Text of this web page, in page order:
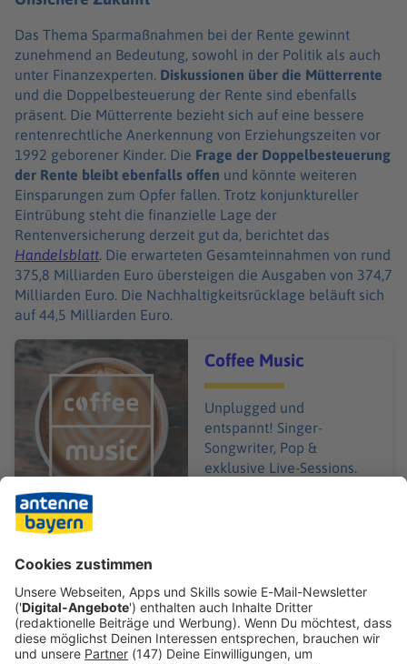
Das Thema Sparmaßnahmen bei der Rente gewinnt
zunehmend an Bedeutung, sowohl in der Politik als auch
unter Finanzexperten. Diskussionen über die Mütterrente
und die Doppelbesteuerung der Rente sind ebenfalls
präsent. Die Mütterrente bezieht sich auf eine bessere
rentenrechtliche Anerkennung von Erziehungszeiten vor
1992 geborener Kinder. Die Frage der Doppelbesteuerung
der Rente bleibt ebenfalls offen und könnte weiteren
Einsparungen zum Opfer fallen. Trotz konjunktureller
Eintrübung steht die finanzielle Lage der
Rentenversicherung derzeit gut da, berichtet das
Handelsblatt. Die erwarteten Gesamteinnahmen von rund
375,8 Milliarden Euro übersteigen die Ausgaben von 374,7
Milliarden Euro. Die Nachhaltigkeitsrücklage beläuft sich
auf 44,5 Milliarden Euro.
Audiotitel - Coffee Music
Coffee Music
Unplugged und
entspannt! Singer-
Songwriter, Pop &
exklusive Live-Sessions.